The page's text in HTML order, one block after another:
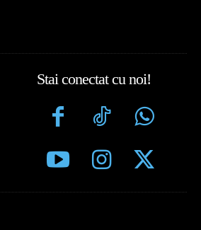
Stai conectat cu noi!